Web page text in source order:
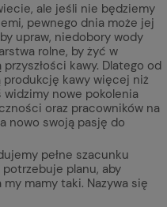
ale jeśli nie będziemy
pewnego dnia może jej
upraw, niedobory wody
rolne, by żyć w
kawy. Dlatego od
kawy więcej niż
widzimy nowe pokolenia
oraz pracowników na
nowo swoją pasję do
pełne szacunku
planu, aby
my mamy taki. Nazywa się